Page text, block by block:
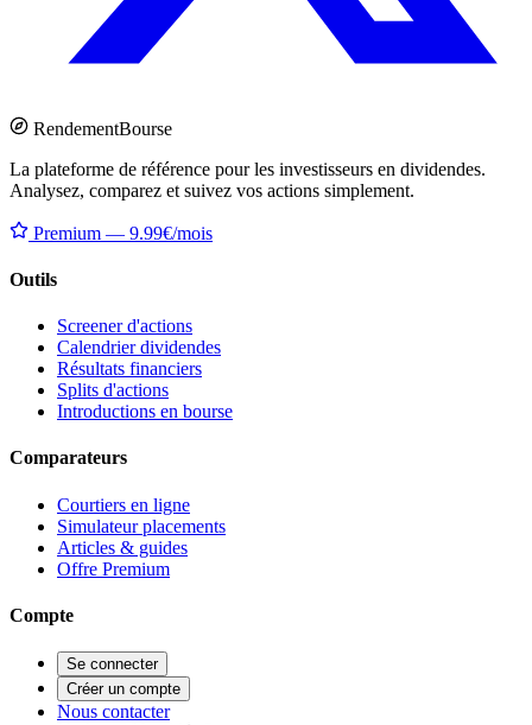
RendementBourse
La plateforme de référence pour les investisseurs en dividendes.
Analysez, comparez et suivez vos actions simplement.
Premium — 9.99€/mois
Outils
Screener d'actions
Calendrier dividendes
Résultats financiers
Splits d'actions
Introductions en bourse
Comparateurs
Courtiers en ligne
Simulateur placements
Articles & guides
Offre Premium
Compte
Se connecter
Créer un compte
Nous contacter